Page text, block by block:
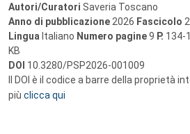
Autori/Curatori Saveria Toscano
Anno di pubblicazione 2026 Fascicolo
Lingua Italiano Numero pagine9 P. 134-
KB
DOI 10.3280/PSP2026-001009
Il DOI è il codice a barre della proprietà
più clicca qui